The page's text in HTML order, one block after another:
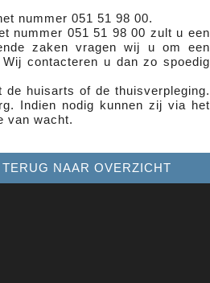
nummer 051 51 98 00.
nummer 051 51 98 00 zult u een
zaken vragen wij u om een
contacteren u dan zo spoedig
huisarts of de thuisverpleging.
Indien nodig kunnen zij via het
van wacht.
TERUG NAAR OVERZICHT